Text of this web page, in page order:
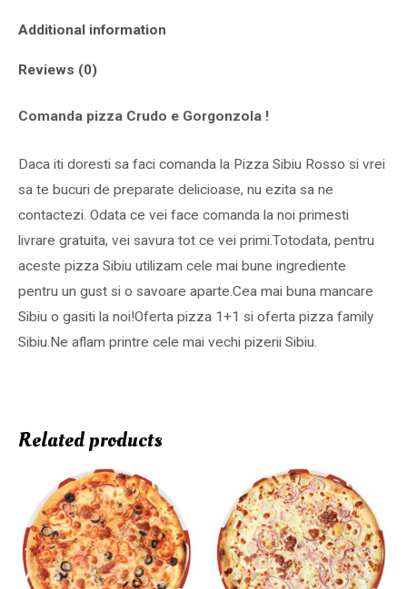
Additional information
Reviews (0)
Comanda pizza Crudo e Gorgonzola !
Daca iti doresti sa faci comanda la Pizza Sibiu Rosso si vrei
sa te bucuri de preparate delicioase, nu ezita sa ne
contactezi. Odata ce vei face comanda la noi primesti
livrare gratuita, vei savura tot ce vei primi.Totodata, pentru
aceste pizza Sibiu utilizam cele mai bune ingrediente
pentru un gust si o savoare aparte.Cea mai buna mancare
Sibiu o gasiti la noi!Oferta pizza 1+1 si oferta pizza family
Sibiu.Ne aflam printre cele mai vechi pizerii Sibiu.
Related products